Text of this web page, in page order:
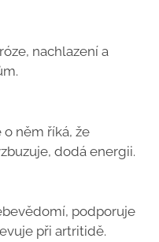
nachlazení a
něm říká, že
dodá energii.
podporuje
při artritidě.